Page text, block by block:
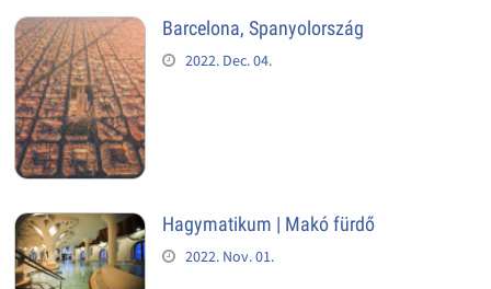
Barcelona, Spanyolország
2022. Dec. 04.
Hagymatikum | Makó fürdő
2022. Nov. 01.